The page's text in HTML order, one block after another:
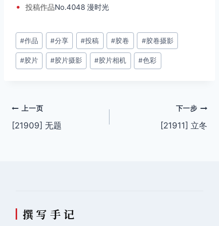
• 投稿作品No.4048 漫时光
文
章
标
#作品 #分享 #投稿 #胶卷 #胶卷摄影
#胶片 #胶片摄影 #胶片相机 #色彩
文
章
上一页
[21909] 无题
下一步
[21911] 立冬
撰 写 手 记